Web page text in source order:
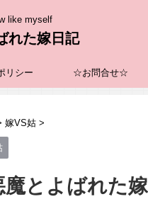
like myself
れた嫁日記
リシー ☆お問合せ☆
嫁VS姑 >
魔とよばれた